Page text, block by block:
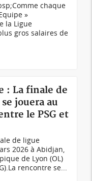
chaque
»
la Ligue
gros salaires de
: La finale de
jouera au
le PSG et
de ligue
2026 à Abidjan,
de Lyon (OL)
rencontre se...